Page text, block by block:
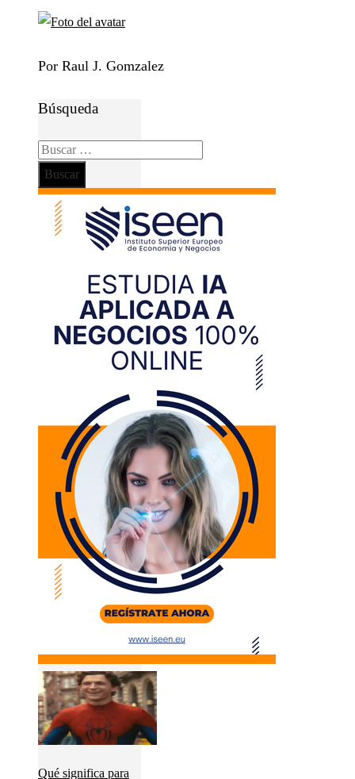
Por Raul J. Gomzalez
Búsqueda
Buscar:
Qué significa para